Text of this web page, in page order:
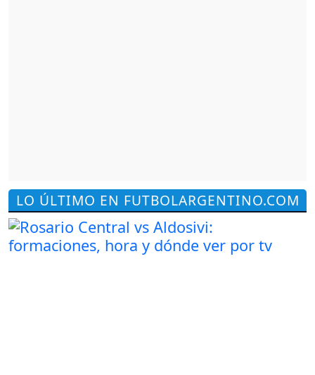
LO ÚLTIMO EN FUTBOLARGENTINO.COM